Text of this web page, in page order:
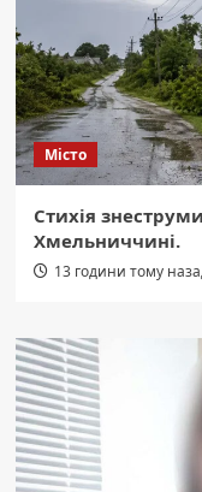
Місто
Стихія
Хмельниччині.
13 години тому